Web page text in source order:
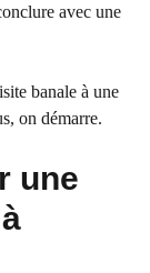
avec une
banale à une
on démarre.
une